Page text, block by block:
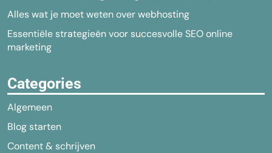
Alles wat je moet weten over webhosting
Essentiële strategieën voor succesvolle SEO online
marketing
Categories
Algemeen
Blog starten
Content & schrijven